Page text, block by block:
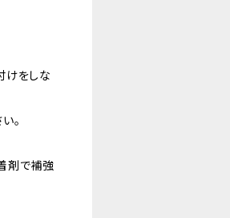
けをしな
さい。
剤で補強